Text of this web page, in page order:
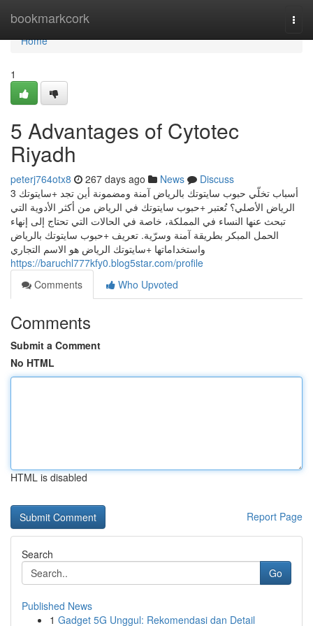
bookmarkcork
Home
Home
1
5 Advantages of Cytotec
Riyadh
peterj764otx8 267 days ago News
Discuss
3 أسباب تخلّي حبوب سايتوتك بالرياض آمنة ومضمونة أين تجد +سايتوتك
الرياض الأصلي؟ تُعتبر +حبوب سايتوتك في الرياض من أكثر الأدوية التي
تبحث عنها النساء في المملكة، خاصة في الحالات التي تحتاج إلى إنهاء
الحمل المبكر بطريقة آمنة وسرّية. تعريف +حبوب سايتوتك بالرياض
واستخداماتها +سايتوتك الرياض هو الاسم التجاري
https://baruchl777kfy0.blog5star.com/profile
Comments
Who Upvoted
Comments
Submit a Comment
No HTML
HTML is disabled
Report Page
Search
Go
Published News
1 Gadget 5G Unggul: Rekomendasi dan Detail